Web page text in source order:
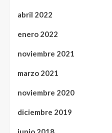
abril 2022
enero 2022
noviembre 2021
marzo 2021
noviembre 2020
diciembre 2019